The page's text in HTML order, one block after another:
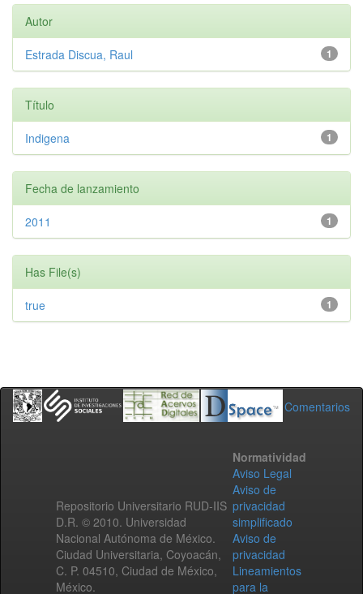
Autor
1
Estrada Discua, Raul
Título
1
Indigena
Fecha de lanzamiento
1
2011
Has File(s)
1
true
Comentarios
Repositorio Universitario RUD-IIS
D.R. © 2010. Universidad
Nacional Autónoma de México.
Ciudad Universitaria, Coyoacán,
C. P. 04510, Ciudad de México,
México.
Normatividad
Aviso Legal
Aviso de
privacidad
simplificado
Aviso de
privacidad
Lineamientos
para la